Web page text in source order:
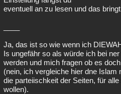
eventuell an zu lesen und das
Ja, das ist so wie wenn ich
Is ungefähr so als würde ich bei
werden und mich fragen ob es
(nein, ich vergleiche hier dne
die parteiischkeit der Seiten, für
wollen).